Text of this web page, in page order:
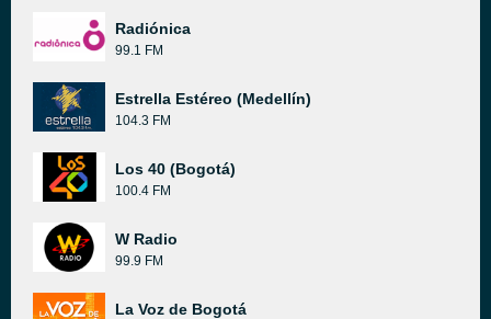
Radiónica
99.1 FM
Estrella Estéreo (Medellín)
104.3 FM
Los 40 (Bogotá)
100.4 FM
W Radio
99.9 FM
La Voz de Bogotá